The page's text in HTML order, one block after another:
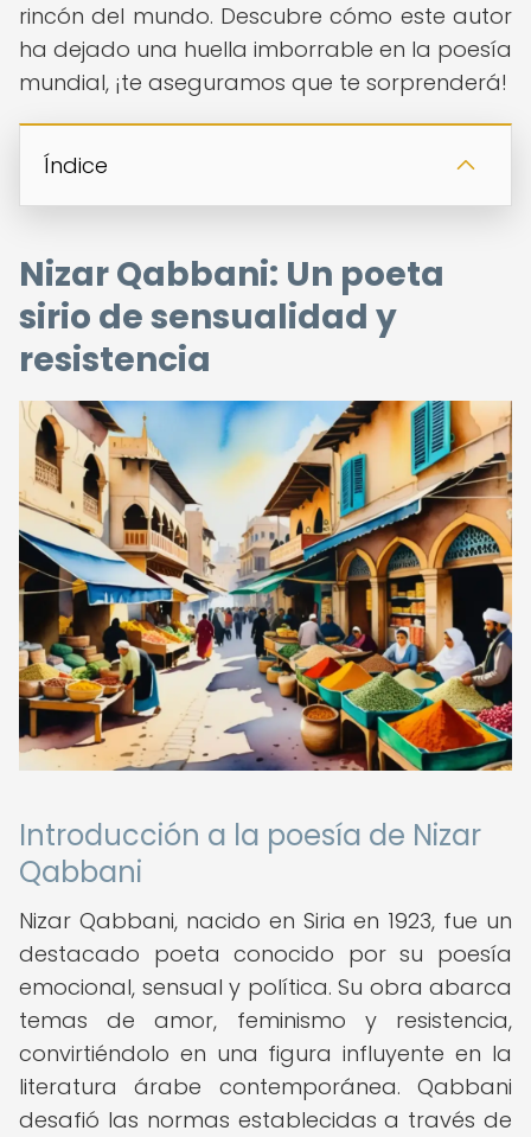
rincón del mundo. Descubre cómo este autor
ha dejado una huella imborrable en la poesía
mundial, ¡te aseguramos que te sorprenderá!
Índice
Nizar Qabbani: Un poeta
sirio de sensualidad y
resistencia
Introducción a la poesía de Nizar
Qabbani
Nizar Qabbani, nacido en Siria en 1923, fue un
destacado poeta conocido por su poesía
emocional, sensual y política. Su obra abarca
temas de amor, feminismo y resistencia,
convirtiéndolo en una figura influyente en la
literatura árabe contemporánea. Qabbani
desafió las normas establecidas a través de